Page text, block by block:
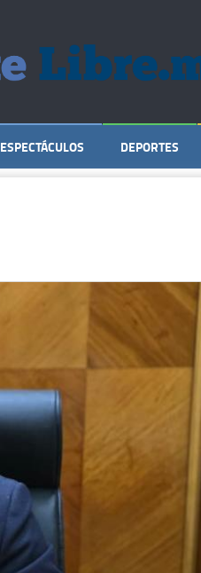
ESPECTÁCULOS DEPORTES